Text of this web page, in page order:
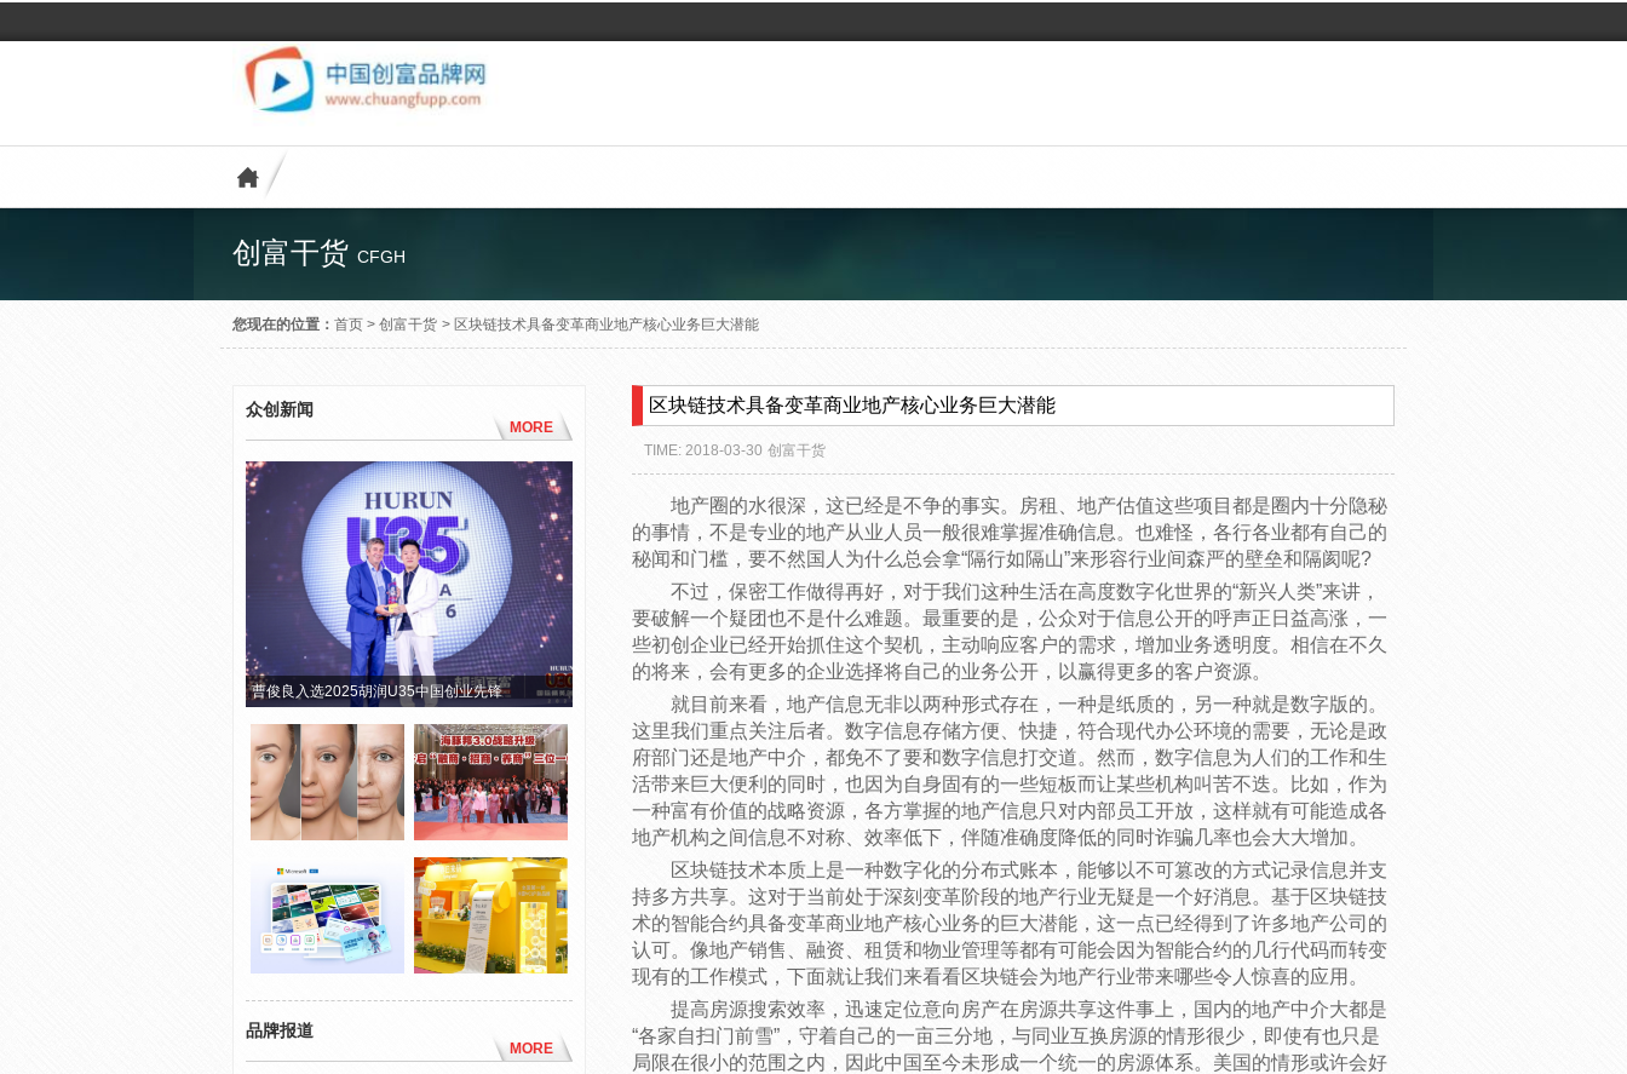
创富干货 CFGH
您现在的位置： 首页 > 创富干货 > 区块链技术具备变革商业地产核心业务巨大潜能
众创新闻
MORE
曹俊良入选2025胡润U35中国创业先锋
品牌报道
MORE
区块链技术具备变革商业地产核心业务巨大潜能
TIME: 2018-03-30 创富干货
地产圈的水很深，这已经是不争的事实。房租、地产估值这些项目都是圈内十分隐秘
的事情，不是专业的地产从业人员一般很难掌握准确信息。也难怪，各行各业都有自己的
秘闻和门槛，要不然国人为什么总会拿“隔行如隔山”来形容行业间森严的壁垒和隔阂呢?
不过，保密工作做得再好，对于我们这种生活在高度数字化世界的“新兴人类”来讲，
要破解一个疑团也不是什么难题。最重要的是，公众对于信息公开的呼声正日益高涨，一
些初创企业已经开始抓住这个契机，主动响应客户的需求，增加业务透明度。相信在不久
的将来，会有更多的企业选择将自己的业务公开，以赢得更多的客户资源。
就目前来看，地产信息无非以两种形式存在，一种是纸质的，另一种就是数字版的。
这里我们重点关注后者。数字信息存储方便、快捷，符合现代办公环境的需要，无论是政
府部门还是地产中介，都免不了要和数字信息打交道。然而，数字信息为人们的工作和生
活带来巨大便利的同时，也因为自身固有的一些短板而让某些机构叫苦不迭。比如，作为
一种富有价值的战略资源，各方掌握的地产信息只对内部员工开放，这样就有可能造成各
地产机构之间信息不对称、效率低下，伴随准确度降低的同时诈骗几率也会大大增加。
区块链技术本质上是一种数字化的分布式账本，能够以不可篡改的方式记录信息并支
持多方共享。这对于当前处于深刻变革阶段的地产行业无疑是一个好消息。基于区块链技
术的智能合约具备变革商业地产核心业务的巨大潜能，这一点已经得到了许多地产公司的
认可。像地产销售、融资、租赁和物业管理等都有可能会因为智能合约的几行代码而转变
现有的工作模式，下面就让我们来看看区块链会为地产行业带来哪些令人惊喜的应用。
提高房源搜索效率，迅速定位意向房产在房源共享这件事上，国内的地产中介大都是
“各家自扫门前雪”，守着自己的一亩三分地，与同业互换房源的情形很少，即使有也只是
局限在很小的范围之内，因此中国至今未形成一个统一的房源体系。美国的情形或许会好